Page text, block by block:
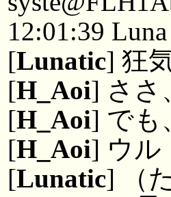
12:01:39
[Lunatic] 狂気
[H_Aoi] ささ
[H_Aoi] でも
[H_Aoi] ウル
[Lunatic] （